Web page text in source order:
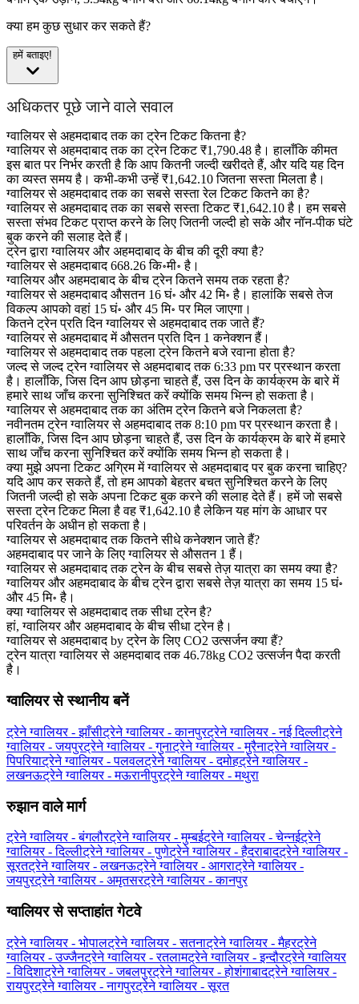
क्या हम कुछ सुधार कर सकते हैं?
हमें बताइए!
अधिकतर पूछे जाने वाले सवाल
ग्‍वालियर से अहमदाबाद तक का ट्रेन टिकट कितना है?
ग्‍वालियर से अहमदाबाद तक का ट्रेन टिकट ₹1,790.48 है। हालाँकि कीमत
इस बात पर निर्भर करती है कि आप कितनी जल्दी खरीदते हैं, और यदि यह दिन
का व्यस्त समय है। कभी-कभी उन्हें ₹1,642.10 जितना सस्ता मिलता है।
ग्‍वालियर से अहमदाबाद तक का सबसे सस्ता रेल टिकट कितने का है?
ग्‍वालियर से अहमदाबाद तक का सबसे सस्ता टिकट ₹1,642.10 है। हम सबसे
सस्ता संभव टिकट प्राप्त करने के लिए जितनी जल्दी हो सके और नॉन-पीक घंटे
बुक करने की सलाह देते हैं।
ट्रेन द्वारा ग्‍वालियर और अहमदाबाद के बीच की दूरी क्या है?
ग्‍वालियर से अहमदाबाद 668.26 कि॰मी॰ है।
ग्‍वालियर और अहमदाबाद के बीच ट्रेन कितने समय तक रहता है?
ग्‍वालियर से अहमदाबाद औसतन 16 घं॰ और 42 मि॰ है। हालांकि सबसे तेज
विकल्प आपको वहां 15 घं॰ और 45 मि॰ पर मिल जाएगा।
कितने ट्रेन प्रति दिन ग्‍वालियर से अहमदाबाद तक जाते हैं?
ग्‍वालियर से अहमदाबाद में औसतन प्रति दिन 1 कनेक्शन हैं।
ग्‍वालियर से अहमदाबाद तक पहला ट्रेन कितने बजे रवाना होता है?
जल्द से जल्द ट्रेन ग्‍वालियर से अहमदाबाद तक 6:33 pm पर प्रस्थान करता
है। हालाँकि, जिस दिन आप छोड़ना चाहते हैं, उस दिन के कार्यक्रम के बारे में
हमारे साथ जाँच करना सुनिश्चित करें क्योंकि समय भिन्न हो सकता है।
ग्‍वालियर से अहमदाबाद तक का अंतिम ट्रेन कितने बजे निकलता है?
नवीनतम ट्रेन ग्‍वालियर से अहमदाबाद तक 8:10 pm पर प्रस्थान करता है।
हालाँकि, जिस दिन आप छोड़ना चाहते हैं, उस दिन के कार्यक्रम के बारे में हमारे
साथ जाँच करना सुनिश्चित करें क्योंकि समय भिन्न हो सकता है।
क्या मुझे अपना टिकट अग्रिम में ग्‍वालियर से अहमदाबाद पर बुक करना चाहिए?
यदि आप कर सकते हैं, तो हम आपको बेहतर बचत सुनिश्चित करने के लिए
जितनी जल्दी हो सके अपना टिकट बुक करने की सलाह देते हैं। हमें जो सबसे
सस्ता ट्रेन टिकट मिला है वह ₹1,642.10 है लेकिन यह मांग के आधार पर
परिवर्तन के अधीन हो सकता है।
ग्‍वालियर से अहमदाबाद तक कितने सीधे कनेक्शन जाते हैं?
अहमदाबाद पर जाने के लिए ग्‍वालियर से औसतन 1 हैं।
ग्‍वालियर से अहमदाबाद तक ट्रेन के बीच सबसे तेज़ यात्रा का समय क्या है?
ग्‍वालियर और अहमदाबाद के बीच ट्रेन द्वारा सबसे तेज़ यात्रा का समय 15 घं॰
और 45 मि॰ है।
क्या ग्‍वालियर से अहमदाबाद तक सीधा ट्रेन है?
हां, ग्‍वालियर और अहमदाबाद के बीच सीधा ट्रेन है।
ग्‍वालियर से अहमदाबाद by ट्रेन के लिए CO2 उत्सर्जन क्या हैं?
ट्रेन यात्रा ग्‍वालियर से अहमदाबाद तक 46.78kg CO2 उत्सर्जन पैदा करती
है।
ग्‍वालियर से स्थानीय बनें
ट्रेने ग्‍वालियर - झाँसीट्रेने ग्‍वालियर - कानपुरट्रेने ग्‍वालियर - नई दिल्लीट्रेने
ग्‍वालियर - जयपुरट्रेने ग्‍वालियर - गुनाट्रेने ग्‍वालियर - मुरैनाट्रेने ग्‍वालियर -
पिपरियाट्रेने ग्‍वालियर - पलवलट्रेने ग्‍वालियर - दमोहट्रेने ग्‍वालियर -
लखनऊट्रेने ग्‍वालियर - मऊरानीपुरट्रेने ग्‍वालियर - मथुरा
रुझान वाले मार्ग
ट्रेने ग्‍वालियर - बंगलौरट्रेने ग्‍वालियर - मुम्बईट्रेने ग्‍वालियर - चेन्नईट्रेने
ग्‍वालियर - दिल्लीट्रेने ग्‍वालियर - पुणेट्रेने ग्‍वालियर - हैदराबादट्रेने ग्‍वालियर -
सूरतट्रेने ग्‍वालियर - लखनऊट्रेने ग्‍वालियर - आगराट्रेने ग्‍वालियर -
जयपुरट्रेने ग्‍वालियर - अमृतसरट्रेने ग्‍वालियर - कानपुर
ग्‍वालियर से सप्ताहांत गेटवे
ट्रेने ग्‍वालियर - भोपालट्रेने ग्‍वालियर - सतनाट्रेने ग्‍वालियर - मैहरट्रेने
ग्‍वालियर - उज्जैनट्रेने ग्‍वालियर - रतलामट्रेने ग्‍वालियर - इन्दौरट्रेने ग्‍वालियर
- विदिशाट्रेने ग्‍वालियर - जबलपुरट्रेने ग्‍वालियर - होशंगाबादट्रेने ग्‍वालियर -
रायपुरट्रेने ग्‍वालियर - नागपुरट्रेने ग्‍वालियर - सूरत